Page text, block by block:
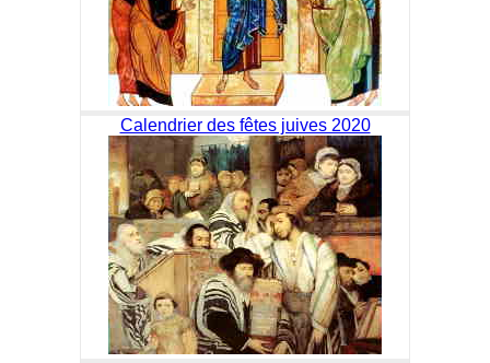
Calendrier des fêtes juives 2020